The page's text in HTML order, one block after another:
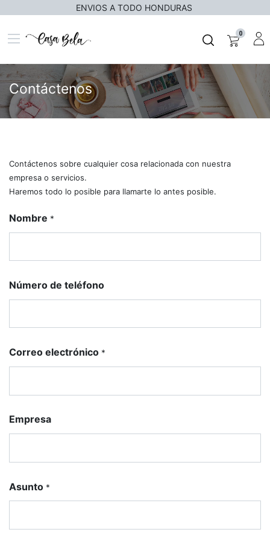
ENVIOS A TODO HONDURAS
0
Contáctenos
Contáctenos sobre cualquier cosa relacionada con nuestra
empresa o servicios.
Haremos todo lo posible para llamarte lo antes posible.
Nombre *
Número de teléfono
Correo electrónico *
Empresa
Asunto *